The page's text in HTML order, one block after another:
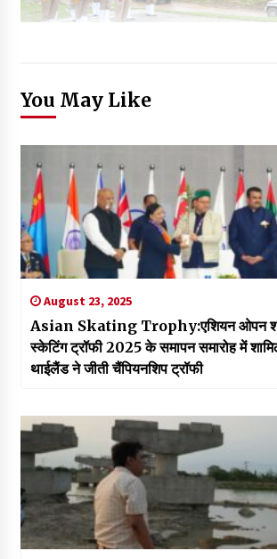
You May Like
August 23, 2025
Asian Skating Trophy:एशियन ओपन
स्केटिंग ट्रॉफी 2025 के समापन समारोह में
थाईलैंड ने जीती चैंपियनशिप ट्रॉफी